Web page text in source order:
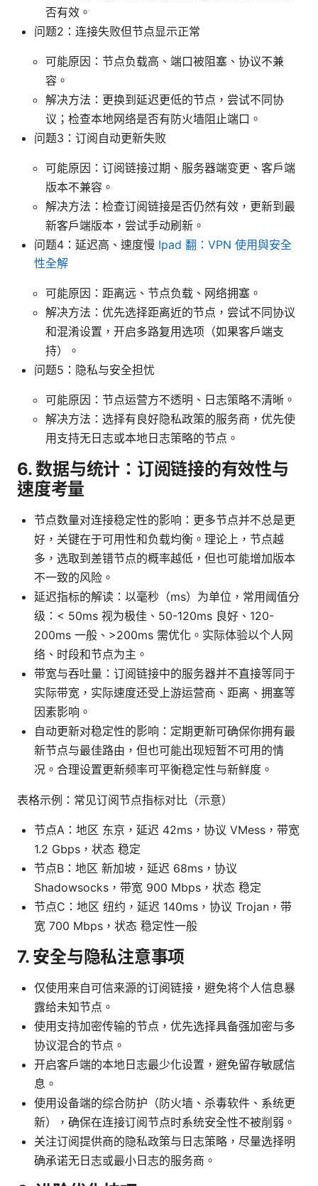
否有效。
问题2：连接失败但节点显示正常
可能原因：节点负载高、端口被阻塞、协议不兼
容。
解决方法：更换到延迟更低的节点，尝试不同协
议；检查本地网络是否有防火墙阻止端口。
问题3：订阅自动更新失败
可能原因：订阅链接过期、服务器端变更、客户端
版本不兼容。
解决方法：检查订阅链接是否仍然有效，更新到最
新客户端版本，尝试手动刷新。
问题4：延迟高、速度慢 Ipad 翻：VPN 使用與安全
性全解
可能原因：距离远、节点负载、网络拥塞。
解决方法：优先选择距离近的节点，尝试不同协议
和混淆设置，开启多路复用选项（如果客户端支
持）。
问题5：隐私与安全担忧
可能原因：节点运营方不透明、日志策略不清晰。
解决方法：选择有良好隐私政策的服务商，优先使
用支持无日志或本地日志策略的节点。
6. 数据与统计：订阅链接的有效性与
速度考量
节点数量对连接稳定性的影响：更多节点并不总是更
好，关键在于可用性和负载均衡。理论上，节点越
多，选取到差错节点的概率越低，但也可能增加版本
不一致的风险。
延迟指标的解读：以毫秒（ms）为单位，常用阈值分
级：< 50ms 视为极佳、50-120ms 良好、120-
200ms 一般、>200ms 需优化。实际体验以个人网
络、时段和节点为主。
带宽与吞吐量：订阅链接中的服务器并不直接等同于
实际带宽，实际速度还受上游运营商、距离、拥塞等
因素影响。
自动更新对稳定性的影响：定期更新可确保你拥有最
新节点与最佳路由，但也可能出现短暂不可用的情
况。合理设置更新频率可平衡稳定性与新鲜度。
表格示例：常见订阅节点指标对比（示意）
节点A：地区 东京，延迟 42ms，协议 VMess，带宽
1.2 Gbps，状态 稳定
节点B：地区 新加坡，延迟 68ms，协议
Shadowsocks，带宽 900 Mbps，状态 稳定
节点C：地区 纽约，延迟 140ms，协议 Trojan，带
宽 700 Mbps，状态 稳定性一般
7. 安全与隐私注意事项
仅使用来自可信来源的订阅链接，避免将个人信息暴
露给未知节点。
使用支持加密传输的节点，优先选择具备强加密与多
协议混合的节点。
开启客户端的本地日志最少化设置，避免留存敏感信
息。
使用设备端的综合防护（防火墙、杀毒软件、系统更
新），确保在连接订阅节点时系统安全性不被削弱。
关注订阅提供商的隐私政策与日志策略，尽量选择明
确承诺无日志或最小日志的服务商。